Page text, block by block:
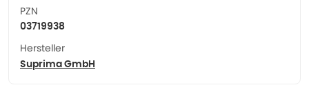
PZN
03719938
Hersteller
Suprima GmbH